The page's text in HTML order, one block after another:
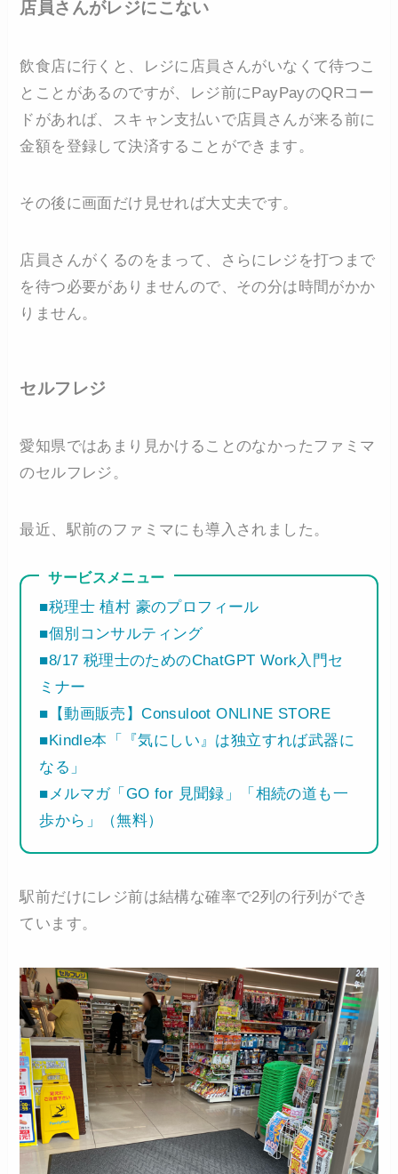
店員さんがレジにこない
飲食店に行くと、レジに店員さんがいなくて待つこ
とことがあるのですが、レジ前にPayPayのQRコー
ドがあれば、スキャン支払いで店員さんが来る前に
金額を登録して決済することができます。
その後に画面だけ見せれば大丈夫です。
店員さんがくるのをまって、さらにレジを打つまで
を待つ必要がありませんので、その分は時間がかか
りません。
セルフレジ
愛知県ではあまり見かけることのなかったファミマ
のセルフレジ。
最近、駅前のファミマにも導入されました。
サービスメニュー
■税理士 植村 豪のプロフィール
■個別コンサルティング
■8/17 税理士のためのChatGPT Work入門セ
ミナー
■【動画販売】Consuloot ONLINE STORE
■Kindle本「『気にしい』は独立すれば武器に
なる」
■メルマガ「GO for 見聞録」「相続の道も一
歩から」（無料）
駅前だけにレジ前は結構な確率で2列の行列ができ
ています。